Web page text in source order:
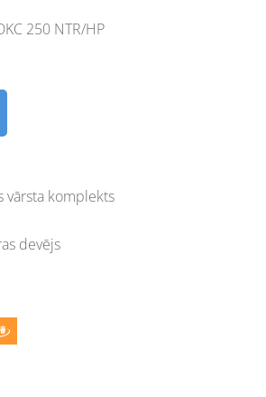
250 NTR/HP
vārsta komplekts
devējs